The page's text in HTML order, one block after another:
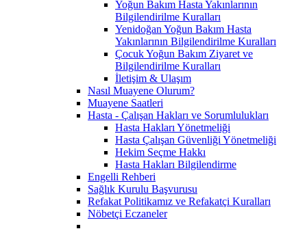
Yoğun Bakım Hasta Yakınlarının
Bilgilendirilme Kuralları
Yenidoğan Yoğun Bakım Hasta
Yakınlarının Bilgilendirilme Kuralları
Çocuk Yoğun Bakım Ziyaret ve
Bilgilendirilme Kuralları
İletişim & Ulaşım
Nasıl Muayene Olurum?
Muayene Saatleri
Hasta - Çalışan Hakları ve Sorumlulukları
Hasta Hakları Yönetmeliği
Hasta Çalışan Güvenliği Yönetmeliği
Hekim Seçme Hakkı
Hasta Hakları Bilgilendirme
Engelli Rehberi
Sağlık Kurulu Başvurusu
Refakat Politikamız ve Refakatçi Kuralları
Nöbetçi Eczaneler